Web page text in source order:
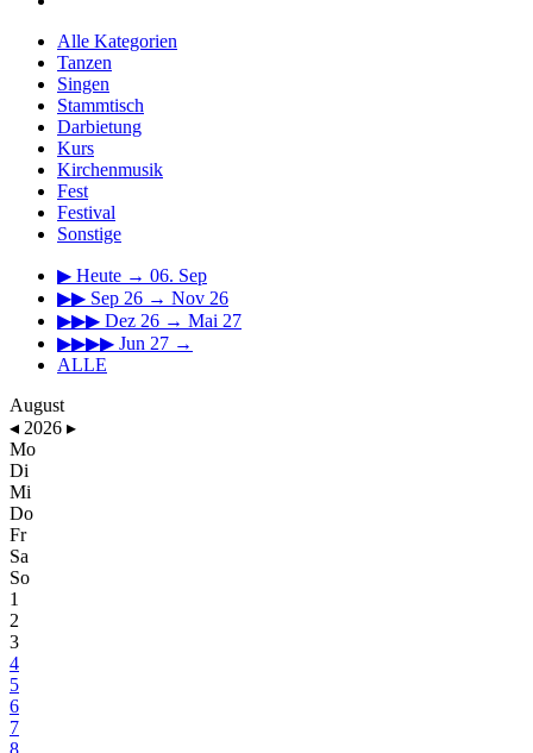
Alle Kategorien
Tanzen
Singen
Stammtisch
Darbietung
Kurs
Kirchenmusik
Fest
Festival
Sonstige
▶ Heute → 06. Sep
▶▶ Sep 26 → Nov 26
▶▶▶ Dez 26 → Mai 27
▶▶▶▶ Jun 27 →
ALLE
August
◂ 2026 ▸
Mo
Di
Mi
Do
Fr
Sa
So
1
2
3
4
5
6
7
8